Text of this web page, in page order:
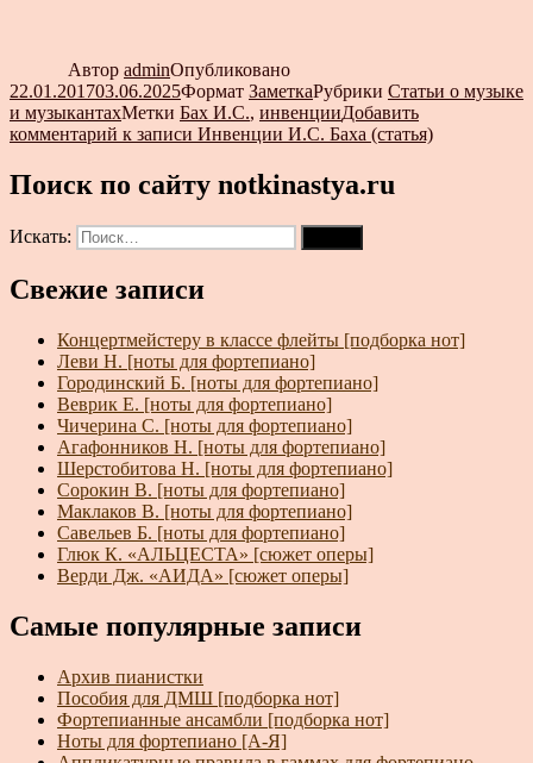
Автор adminОпубликовано
22.01.201703.06.2025Формат ЗаметкаРубрики Статьи о музыке
и музыкантахМетки Бах И.С., инвенцииДобавить
комментарий к записи Инвенции И.С. Баха (статья)
Поиск по сайту notkinastya.ru
Искать:
Свежие записи
Концертмейстеру в классе флейты [подборка нот]
Леви Н. [ноты для фортепиано]
Городинский Б. [ноты для фортепиано]
Веврик Е. [ноты для фортепиано]
Чичерина С. [ноты для фортепиано]
Агафонников Н. [ноты для фортепиано]
Шерстобитова Н. [ноты для фортепиано]
Сорокин В. [ноты для фортепиано]
Маклаков В. [ноты для фортепиано]
Савельев Б. [ноты для фортепиано]
Глюк К. «АЛЬЦЕСТА» [сюжет оперы]
Верди Дж. «АИДА» [сюжет оперы]
Самые популярные записи
Архив пианистки
Пособия для ДМШ [подборка нот]
Фортепианные ансамбли [подборка нот]
Ноты для фортепиано [А-Я]